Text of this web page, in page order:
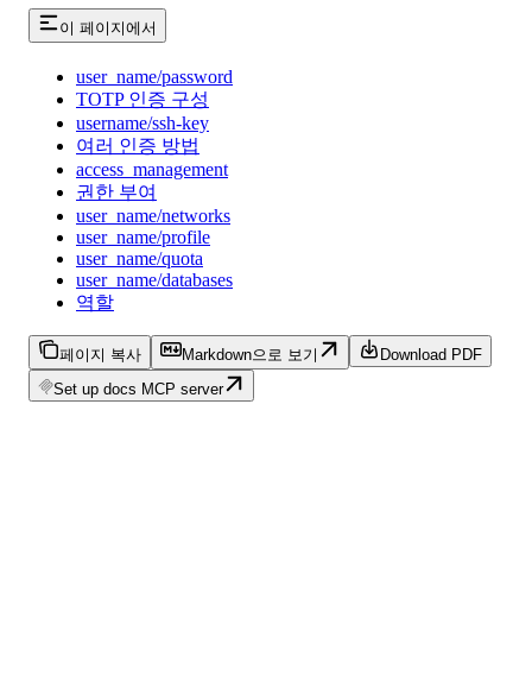
이 페이지에서
user_name/password
TOTP 인증 구성
username/ssh-key
여러 인증 방법
access_management
권한 부여
user_name/networks
user_name/profile
user_name/quota
user_name/databases
역할
페이지 복사 Markdown으로 보기
Download PDF
Set up docs MCP server